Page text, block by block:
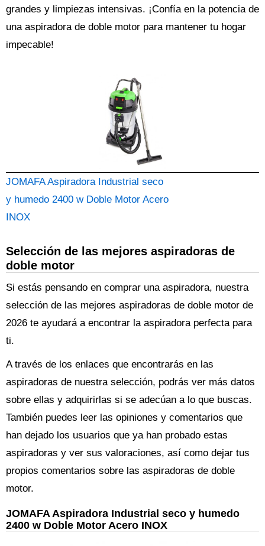
grandes y limpiezas intensivas. ¡Confía en la potencia de
una aspiradora de doble motor para mantener tu hogar
impecable!
JOMAFA Aspiradora Industrial seco
y humedo 2400 w Doble Motor Acero
INOX
Selección de las mejores aspiradoras de
doble motor
Si estás pensando en comprar una aspiradora, nuestra
selección de las mejores aspiradoras de doble motor de
2026 te ayudará a encontrar la aspiradora perfecta para
ti.
A través de los enlaces que encontrarás en las
aspiradoras de nuestra selección, podrás ver más datos
sobre ellas y adquirirlas si se adecúan a lo que buscas.
También puedes leer las opiniones y comentarios que
han dejado los usuarios que ya han probado estas
aspiradoras y ver sus valoraciones, así como dejar tus
propios comentarios sobre las aspiradoras de doble
motor.
JOMAFA Aspiradora Industrial seco y humedo
2400 w Doble Motor Acero INOX